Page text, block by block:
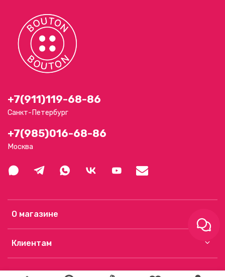
О магазине
Клиентам
+7(911)119-68-86
Санкт-Петербург
+7(985)016-68-86
Москва